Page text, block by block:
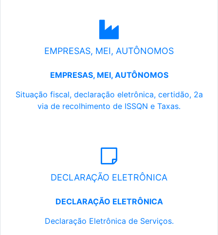
EMPRESAS, MEI, AUTÔNOMOS
EMPRESAS, MEI, AUTÔNOMOS
Situação fiscal, declaração eletrônica, certidão, 2a
via de recolhimento de ISSQN e Taxas.
DECLARAÇÃO ELETRÔNICA
DECLARAÇÃO ELETRÔNICA
Declaração Eletrônica de Serviços.